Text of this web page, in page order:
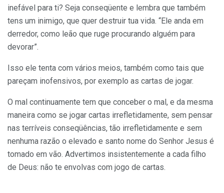
inefável para ti? Seja conseqüente e lembra que também
tens um inimigo, que quer destruir tua vida. “Ele anda em
derredor, como leão que ruge procurando alguém para
devorar”.
Isso ele tenta com vários meios, também como tais que
pareçam inofensivos, por exemplo as cartas de jogar.
O mal continuamente tem que conceber o mal, e da mesma
maneira como se jogar cartas irrefletidamente, sem pensar
nas terríveis conseqüências, tão irrefletidamente e sem
nenhuma razão o elevado e santo nome do Senhor Jesus é
tomado em vão. Advertimos insistentemente a cada filho
de Deus: não te envolvas com jogo de cartas.